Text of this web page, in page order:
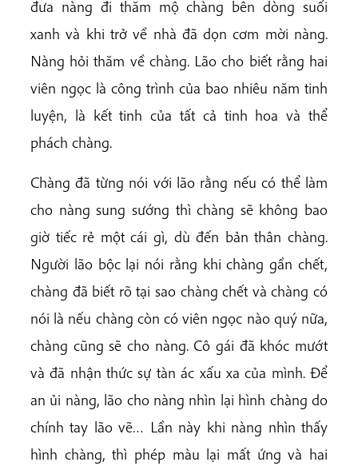
đưa nàng đi thăm mộ chàng bên dòng suối
xanh và khi trở về nhà đã dọn cơm mời nàng.
Nàng hỏi thăm về chàng. Lão cho biết rằng hai
viên ngọc là công trình của bao nhiêu năm tinh
luyện, là kết tinh của tất cả tinh hoa và thể
phách chàng.
Chàng đã từng nói với lão rằng nếu có thể làm
cho nàng sung sướng thì chàng sẽ không bao
giờ tiếc rẻ một cái gì, dù đến bản thân chàng.
Người lão bộc lại nói rằng khi chàng gần chết,
chàng đã biết rõ tại sao chàng chết và chàng có
nói là nếu chàng còn có viên ngọc nào quý nữa,
chàng cũng sẽ cho nàng. Cô gái đã khóc mướt
và đã nhận thức sự tàn ác xấu xa của mình. Để
an ủi nàng, lão cho nàng nhìn lại hình chàng do
chính tay lão vẽ… Lần này khi nàng nhìn thấy
hình chàng, thì phép màu lại mất ứng và hai